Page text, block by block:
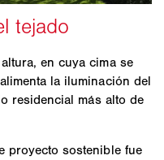
en cuya cima se
la iluminación del
residencial más alto de
proyecto sostenible fue